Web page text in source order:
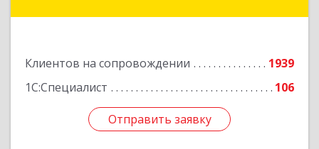
Клиентов на сопровождении
1939
1С:Специалист
106
Отправить заявку
Отправить заявку